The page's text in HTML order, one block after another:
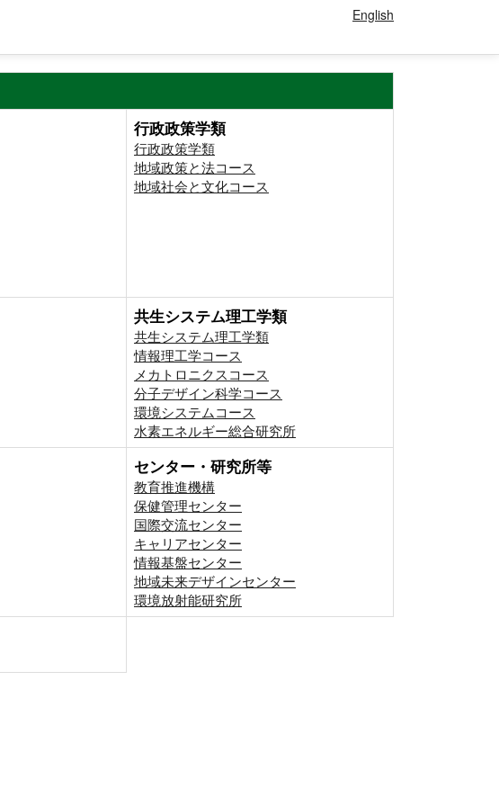
English
行政政策学類
行政政策学類
地域政策と法コース
地域社会と文化コース
共生システム理工学類
共生システム理工学類
情報理工学コース
メカトロニクスコース
分子デザイン科学コース
環境システムコース
⽔素エネルギー総合研究所
センター・研究所等
教育推進機構
保健管理センター
国際交流センター
キャリアセンター
情報基盤センター
地域未来デザインセンター
環境放射能研究所